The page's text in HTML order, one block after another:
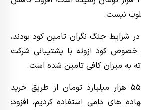
نیست.
در شرایط جنگ نگران تامین کود بودند،
خصوص کود ازوته با پشتیبانی شرکت
به میزان کافی تامین شده است.
فتحی با بیان اینکه 55 هزار میلیارد تومان از طریق خرید
های دامی استفاده کردیم، افزود: